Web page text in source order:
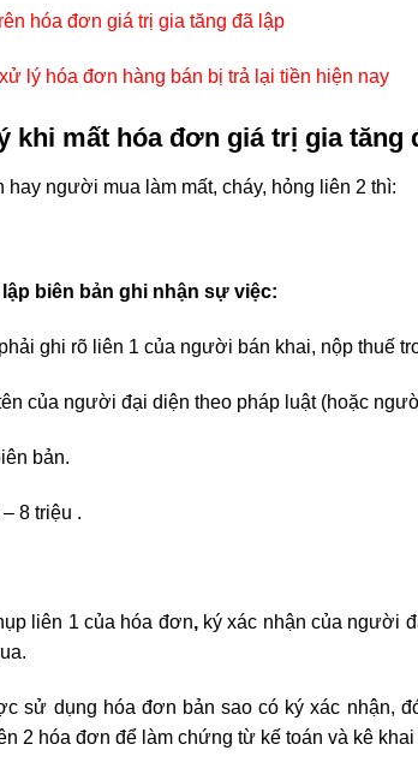
hóa đơn giá trị gia tăng đã lập
lý hóa đơn hàng bán bị trả lại tiền hiện nay
khi mất hóa đơn giá trị gia tăng
người mua làm mất, cháy, hỏng liên 2 thì:
lập biên bản ghi nhận sự việc:
ghi rõ liên 1 của người bán khai, nộp thuế
của người đại diện theo pháp luật (hoặc
bản.
8 triệu .
liên 1 của hóa đơn, ký xác nhận của người
sử dụng hóa đơn bản sao có ký xác nhận,
2 hóa đơn để làm chứng từ kế toán và kê khai